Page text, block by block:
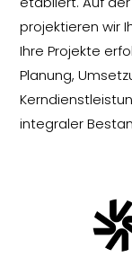
projektieren wir
Ihre Projekte
Planung,
integraler